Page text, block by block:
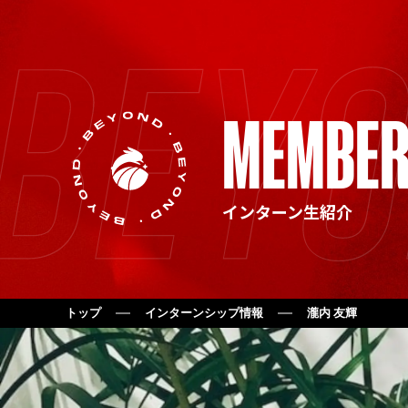
インターン生紹介
トップ インターンシップ情報 瀧内 友輝